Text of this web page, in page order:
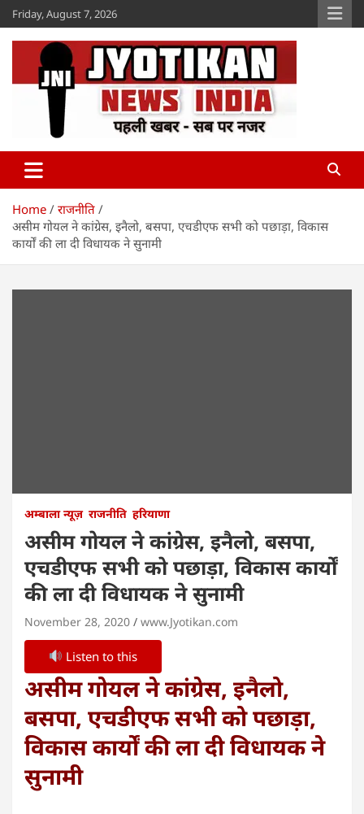
Skip
to
content
Friday, August 7, 2026
Jyotikan
Home
राजनीति
असीम गोयल ने कांग्रेस, इनैलो, बसपा, एचडीएफ सभी को पछाड़ा, विकास
कार्यों की ला दी विधायक ने सुनामी
अम्बाला न्यूज़ राजनीति हरियाणा
असीम गोयल ने कांग्रेस, इनैलो, बसपा,
एचडीएफ सभी को पछाड़ा, विकास कार्यों
की ला दी विधायक ने सुनामी
November 28, 2020 www.Jyotikan.com
Listen to this
असीम गोयल ने कांग्रेस, इनैलो,
बसपा, एचडीएफ सभी को पछाड़ा,
विकास कार्यों की ला दी विधायक ने
सुनामी